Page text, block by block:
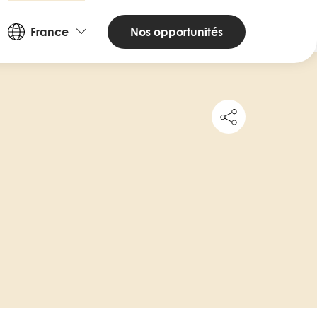
Countries
and
Languages
France Nos opportunités
Share
this